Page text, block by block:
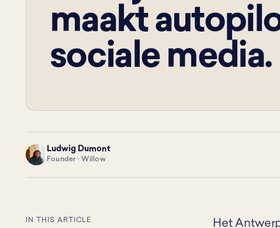
maakt
sociale media.
LD
Ludwig Dumont
Founder · Willow
IN THIS ARTICLE
Het